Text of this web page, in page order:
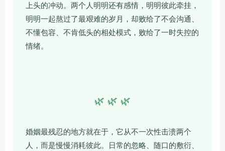
上头的冲动。两个人明明还有感情，明明彼此牵挂，
明明一起熬过了最艰难的岁月，却败给了不会沟通、
不懂包容、不肯低头的相处模式，败给了一时失控的
情绪。
🌿 🌿 🌿
婚姻最残忍的地方就在于，它从不一次性击溃两个
人，而是慢慢消耗彼此。日常的忽略、随口的敷衍、